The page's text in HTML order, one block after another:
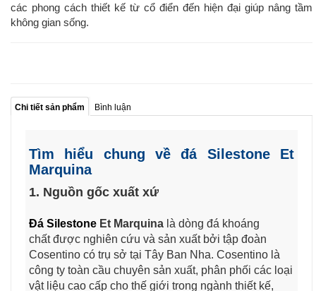
các phong cách thiết kế từ cổ điển đến hiện đại giúp nâng tầm
không gian sống.
Chi tiết sản phẩm Bình luận
Tìm hiểu chung về đá Silestone Et
Marquina
1. Nguồn gốc xuất xứ
Đá Silestone Et Marquina là dòng đá khoáng
chất được nghiên cứu và sản xuất bởi tập đoàn
Cosentino có trụ sở tại Tây Ban Nha. Cosentino là
công ty toàn cầu chuyên sản xuất, phân phối các loại
vật liệu cao cấp cho thế giới trong ngành thiết kế,